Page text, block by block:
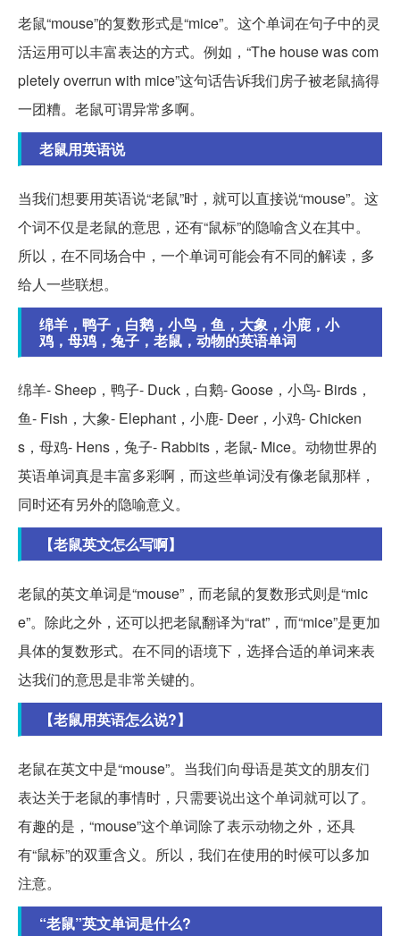
老鼠“mouse”的复数形式是“mice”。这个单词在句子中的灵
活运用可以丰富表达的方式。例如，“The house was com
pletely overrun with mice”这句话告诉我们房子被老鼠搞得
一团糟。老鼠可谓异常多啊。
老鼠用英语说
当我们想要用英语说“老鼠”时，就可以直接说“mouse”。这
个词不仅是老鼠的意思，还有“鼠标”的隐喻含义在其中。
所以，在不同场合中，一个单词可能会有不同的解读，多
给人一些联想。
绵羊，鸭子，白鹅，小鸟，鱼，大象，小鹿，小
鸡，母鸡，兔子，老鼠，动物的英语单词
绵羊- Sheep，鸭子- Duck，白鹅- Goose，小鸟- Birds，
鱼- Fish，大象- Elephant，小鹿- Deer，小鸡- Chicken
s，母鸡- Hens，兔子- Rabbits，老鼠- Mice。动物世界的
英语单词真是丰富多彩啊，而这些单词没有像老鼠那样，
同时还有另外的隐喻意义。
【老鼠英文怎么写啊】
老鼠的英文单词是“mouse”，而老鼠的复数形式则是“mic
e”。除此之外，还可以把老鼠翻译为“rat”，而“mice”是更加
具体的复数形式。在不同的语境下，选择合适的单词来表
达我们的意思是非常关键的。
【老鼠用英语怎么说?】
老鼠在英文中是“mouse”。当我们向母语是英文的朋友们
表达关于老鼠的事情时，只需要说出这个单词就可以了。
有趣的是，“mouse”这个单词除了表示动物之外，还具
有“鼠标”的双重含义。所以，我们在使用的时候可以多加
注意。
“老鼠”英文单词是什么?